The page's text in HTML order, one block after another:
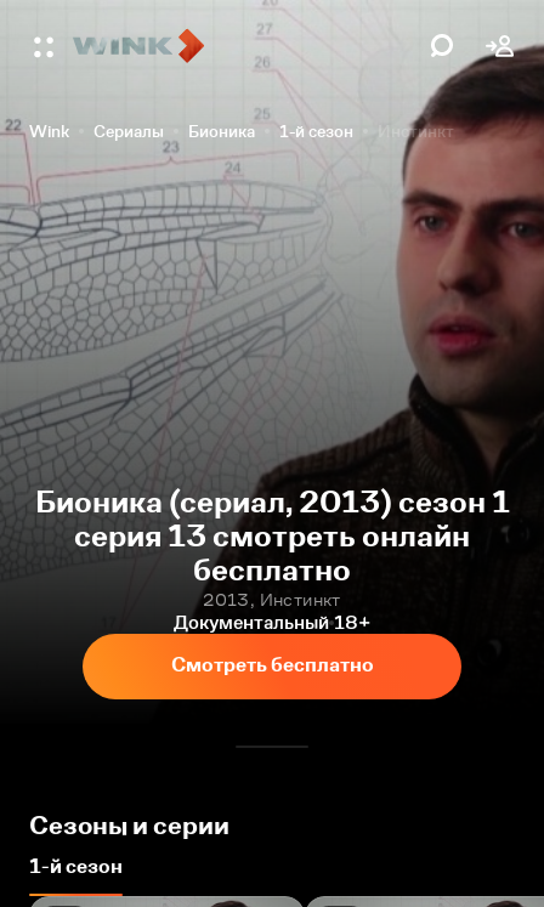
Wink Сериалы Бионика 1-й сезон Инстинкт
Бионика (сериал, 2013) сезон 1
серия 13 смотреть онлайн
бесплатно
2013, Инстинкт
Документальный 18+
Смотреть бесплатно
Сезоны и серии
1-й сезон